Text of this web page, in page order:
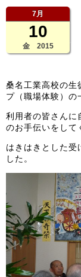
7月
10
金 2015
桑名工業高校の生
プ（職場体験）の
利用者の皆さんに
のお手伝いをして
はきはきとした受
した。